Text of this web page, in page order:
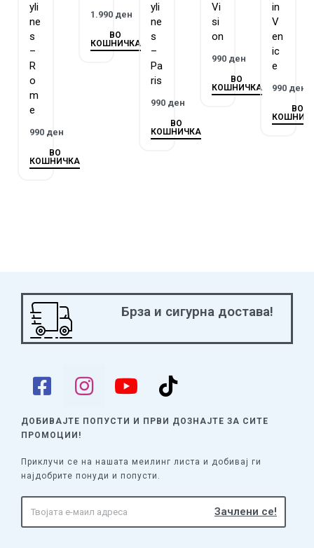
yli
ne
s
–
R
o
m
e
990 ден
ВО
КОШНИЧКА
1.990 ден
ВО
КОШНИЧКА
yli
ne
s
–
Pa
ris
990 ден
ВО
КОШНИЧКА
Vi
si
on
990 ден
ВО
КОШНИЧКА
in
V
en
ic
e
990 ден
ВО
Брза и сигурна достава!
ДОБИВАЈТЕ ПОПУСТИ И ПРВИ ДОЗНАЈТЕ ЗА СИТЕ
ПРОМОЦИИ!
Приклучи се на нашата меилинг листа и добивај ги
најдобрите понуди и попусти.